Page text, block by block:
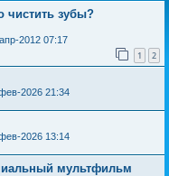
чистить зубы?
2012 07:17
1 2
2026 21:34
2026 13:14
мультфильм